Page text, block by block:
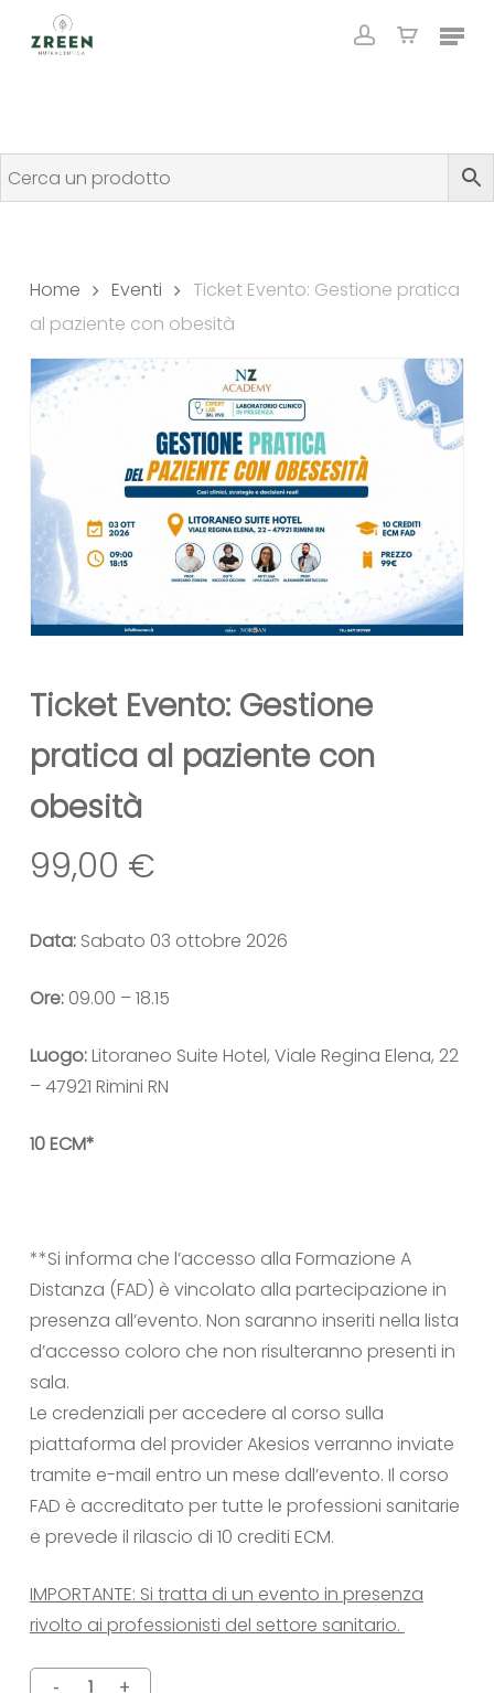
account
Menu
Cart Close
Home Eventi
Ticket Evento: Gestione pratica
al paziente con obesità
Ticket Evento: Gestione
pratica al paziente con
obesità
99,00 €
Data:Sabato 03 ottobre 2026
Ore:09.00 – 18.15
Luogo:Litoraneo Suite Hotel, Viale Regina Elena, 22
– 47921 Rimini RN
10 ECM*
**Si informa che l’accesso alla Formazione A
Distanza (FAD) è vincolato alla partecipazione in
presenza all’evento. Non saranno inseriti nella lista
d’accesso coloro che non risulteranno presenti in
sala.
Le credenziali per accedere al corso sulla
piattaforma del provider Akesios verranno inviate
tramite e-mail entro un mese dall’evento. Il corso
FAD è accreditato per tutte le professioni sanitarie
e prevede il rilascio di 10 crediti ECM.
IMPORTANTE: Si tratta di un evento in presenza
rivolto ai professionisti del settore sanitario.